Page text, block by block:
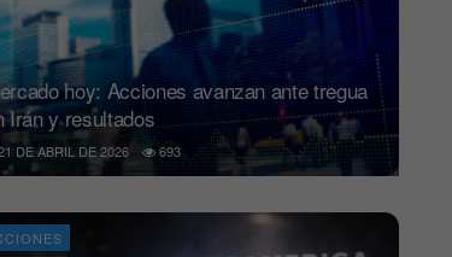
hoy: Acciones avanzan ante tregua
Irán y resultados
DE ABRIL DE 2026 693